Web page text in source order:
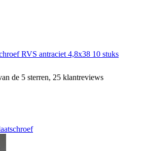
RVS antraciet 4,8x38 10 stuks
de 5 sterren, 25 klantreviews